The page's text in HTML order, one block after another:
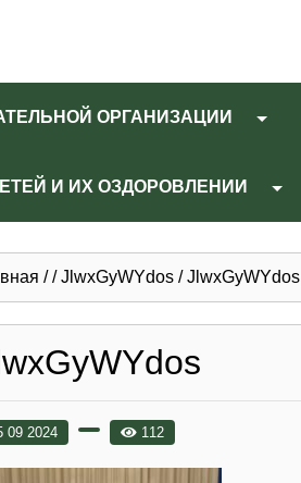
ОРГАНИЗАЦИИ
И ИХ ОЗДОРОВЛЕНИИ
//JlwxGyWYdos /JlwxGyWYdos
09 2024 112